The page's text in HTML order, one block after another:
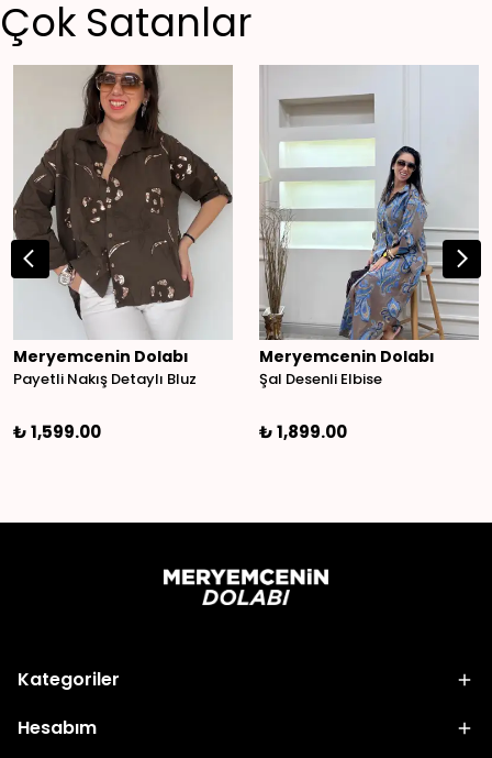
Çok Satanlar
Meryemcenin Dolabı
Payetli Nakış Detaylı Bluz
₺ 1,599.00
Meryemcenin Dolabı
Şal Desenli Elbise
₺ 1,899.00
Kategoriler
Hesabım